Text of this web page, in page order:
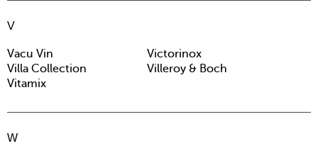
V
Vacu Vin
Victorinox
Villa Collection
Villeroy & Boch
Vitamix
W